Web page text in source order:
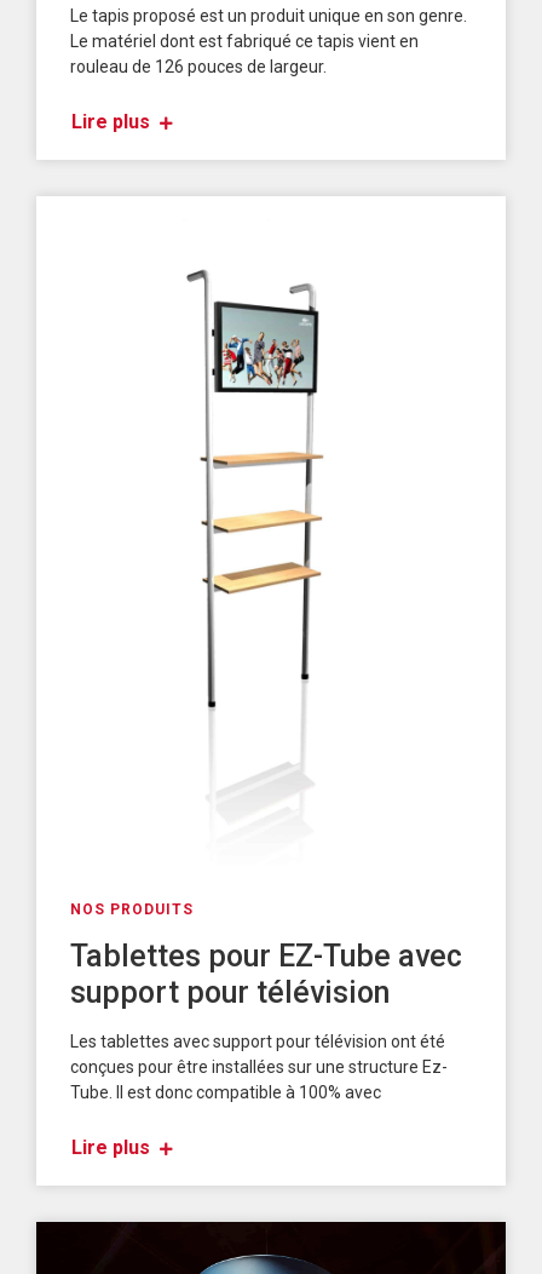
Le tapis proposé est un produit unique en son genre.
Le matériel dont est fabriqué ce tapis vient en
rouleau de 126 pouces de largeur.
Lire plus
NOS PRODUITS
Tablettes pour EZ-Tube avec
support pour télévision
Les tablettes avec support pour télévision ont été
conçues pour être installées sur une structure Ez-
Tube. Il est donc compatible à 100% avec
Lire plus